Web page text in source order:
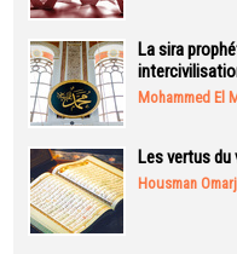
La sira
Mohammed El
Les vertus du
Housman